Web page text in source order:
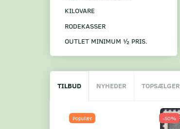
KILOVARE
RODEKASSER
OUTLET MINIMUM ½ PRIS.
TILBUD NYHEDER
Populær -50%